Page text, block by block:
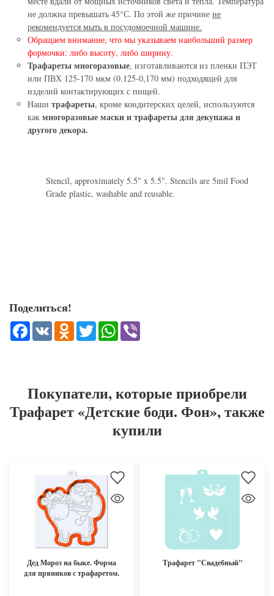
не должна превышать 45°С. По этой же причине не
рекомендуется мыть в посудомоечной машине.
Обращаем внимание, что мы указываем наибольший размер
формочки: либо высоту, либо ширину.
Трафареты многоразовые, изготавливаются из пленки ПЭТ
или ПВХ 125-170 мкм (0.125-0,170 мм) подходящей для
изделий контактирующих с пищей.
Наши трафареты, кроме кондитерских целей, используются
как многоразовые маски и трафареты для декупажа и
другого декора.
Stencil, approximately 5.5" x 5.5". Stencils are 5mil Food
Grade plastic, washable and reusable.
Поделиться!
Facebook
VK Odnoklassniki
TwitterWhatsApp
Покупатели, которые приобрели
Трафарет «Детские боди. Фон», также
купили
Дед Мороз на быке. Форма
для пряников с трафаретом.
Трафарет "Свадебный"